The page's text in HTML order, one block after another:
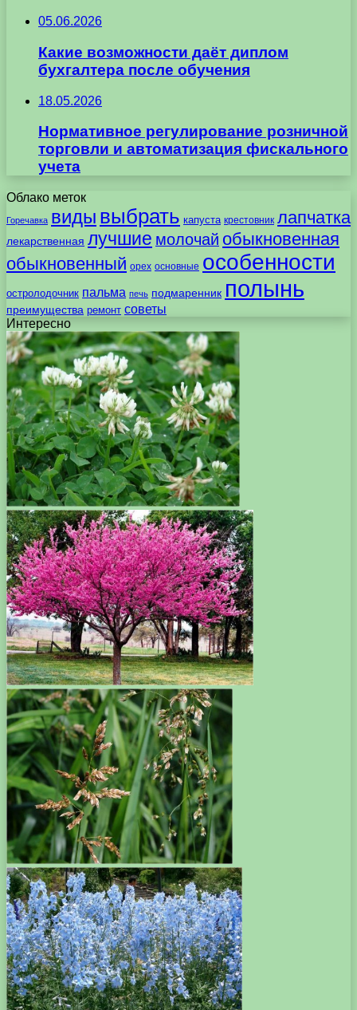
05.06.2026
Какие возможности даёт диплом
бухгалтера после обучения
18.05.2026
Нормативное регулирование розничной
торговли и автоматизация фискального
учета
Облако меток
Горечавка виды выбрать капуста крестовник лапчатка
лекарственная лучшие молочай обыкновенная
обыкновенный орех основные особенности
остролодочник пальма печь подмаренник полынь
преимущества ремонт советы
Интересно